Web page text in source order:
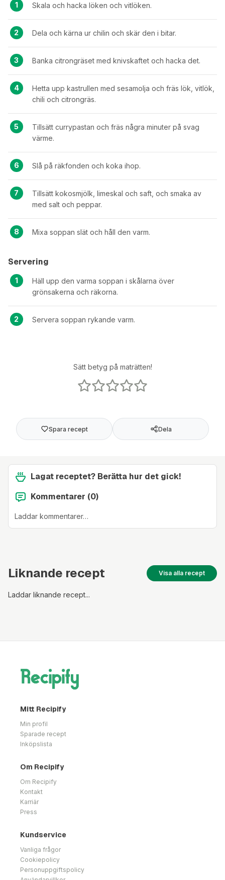
Spara recept Dela
Skala och hacka löken och vitlöken.
Dela och kärna ur chilin och skär den i bitar.
Banka citrongräset med knivskaftet och hacka det.
Hetta upp kastrullen med sesamolja och fräs lök, vitlök,
chili och citrongräs.
Tillsätt currypastan och fräs några minuter på svag
värme.
Slå på räkfonden och koka ihop.
Tillsätt kokosmjölk, limeskal och saft, och smaka av
med salt och peppar.
Mixa soppan slät och håll den varm.
Servering
Häll upp den varma soppan i skålarna över
grönsakerna och räkorna.
Servera soppan rykande varm.
Sätt betyg på maträtten!
Lagat receptet? Berätta hur det gick!
Kommentarer (0)
Laddar kommentarer…
Liknande recept Visa alla recept
Laddar liknande recept...
Mitt Recipify
Min profil
Sparade recept
Inköpslista
Om Recipify
Om Recipify
Kontakt
Karriär
Press
Kundservice
Vanliga frågor
Cookiepolicy
Personuppgiftspolicy